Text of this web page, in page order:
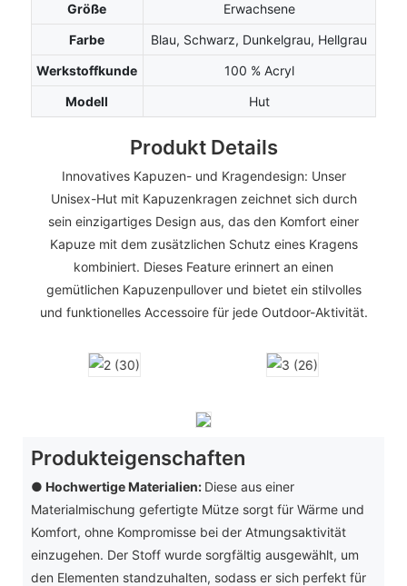
Größe
Erwachsene
Farbe
Blau, Schwarz, Dunkelgrau, Hellgrau
Werkstoffkunde
100 % Acryl
Modell
Hut
Produkt Details
Innovatives Kapuzen- und Kragendesign: Unser
Unisex-Hut mit Kapuzenkragen zeichnet sich durch
sein einzigartiges Design aus, das den Komfort einer
Kapuze mit dem zusätzlichen Schutz eines Kragens
kombiniert. Dieses Feature erinnert an einen
gemütlichen Kapuzenpullover und bietet ein stilvolles
und funktionelles Accessoire für jede Outdoor-Aktivität.
Produkteigenschaften
● Hochwertige Materialien: Diese aus einer
Materialmischung gefertigte Mütze sorgt für Wärme und
Komfort, ohne Kompromisse bei der Atmungsaktivität
einzugehen. Der Stoff wurde sorgfältig ausgewählt, um
den Elementen standzuhalten, sodass er sich perfekt für